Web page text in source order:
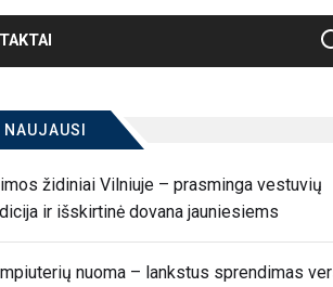
NAUJAUSI
židiniai Vilniuje – prasminga vestuvių
ir išskirtinė dovana jauniesiems
nuoma – lankstus sprendimas